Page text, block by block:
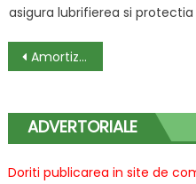
asigura lubrifierea si
Navigare
articole
Amortizoarele motocicletelor: componente cheie pentru confort și siguranță
ADVERTORIALE
Doriti publicarea in site de